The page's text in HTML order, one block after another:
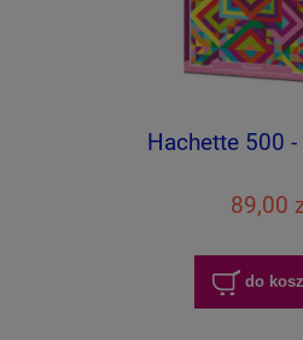
Hachette 500
89,00
do